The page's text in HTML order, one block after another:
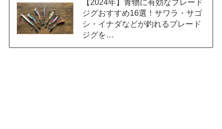
【2024年】青物に有効なブレード
ジグおすすめ16選！サワラ・サゴ
シ・イナダなどが釣れるブレード
ジグを…